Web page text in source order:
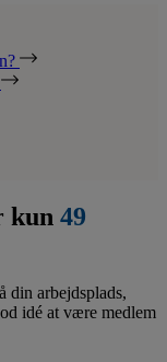
kun 49
din arbejdsplads,
idé at være medlem